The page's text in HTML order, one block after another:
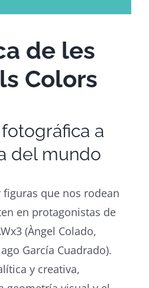
de les
Colors
a
del mundo
que nos rodean
en protagonistas de
(Àngel Colado,
García Cuadrado).
y creativa,